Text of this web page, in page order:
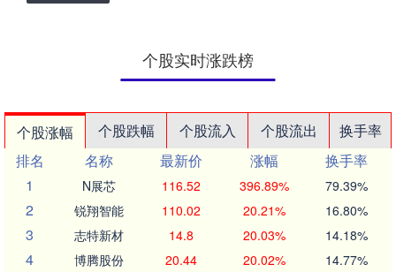
个股实时涨跌榜
个股涨幅 个股跌幅 个股流入 个股流出
换手率
排名
名称 最新价 涨幅
换手率
1
N展芯 116.52 396.89% 79.39%
2 锐翔智能 110.02 20.21% 16.80%
3 志特新材 14.8 20.03% 14.18%
4 博腾股份 20.44 20.02% 14.77%